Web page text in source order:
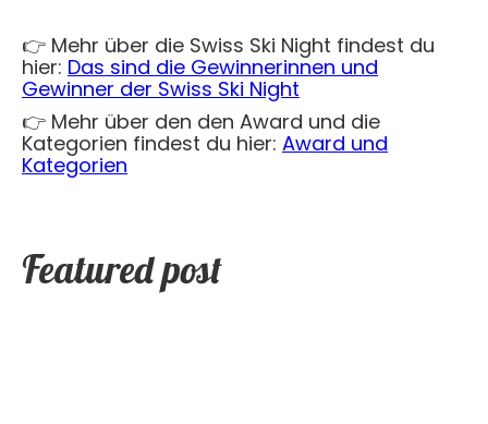
👉 Mehr über die Swiss Ski Night findest du
hier: Das sind die Gewinnerinnen und
Gewinner der Swiss Ski Night
👉 Mehr über den den Award und die
Kategorien findest du hier: Award und
Kategorien
Featured post